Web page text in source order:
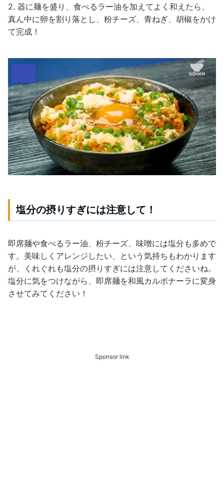
2. 器に麺を盛り、食べるラー油を加えてよく和えたら、
真ん中に卵を割り落とし、粉チーズ、青ねぎ、胡椒をかけ
て完成！
塩分の摂りすぎには注意して！
即席麺や食べるラー油、粉チーズ、味噌には塩分も多めで
す。美味しくアレンジしたい、という気持ちもわかります
が、くれぐれも塩分の摂りすぎには注意してくださいね。
塩分に気をつけながら、即席麺を和風カルボナーラに変身
させてみてください！
Sponsor link